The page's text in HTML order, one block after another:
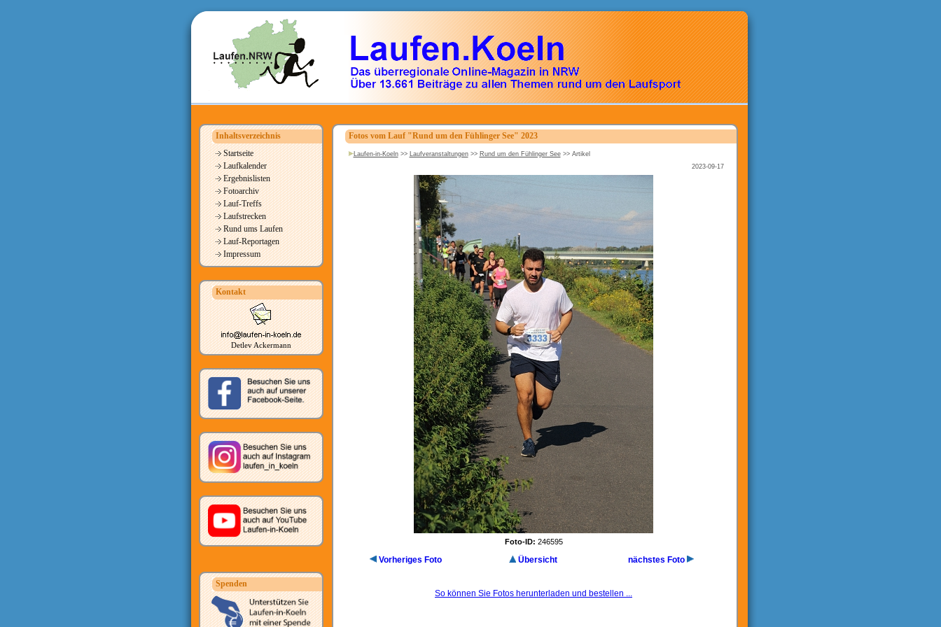
Inhaltsverzeichnis
Startseite
Laufkalender
Ergebnislisten
Fotoarchiv
Lauf-Treffs
Laufstrecken
Rund ums Laufen
Lauf-Reportagen
Impressum
Kontakt
Detlev Ackermann
Spenden
Fotos vom Lauf "Rund um den Fühlinger See" 2023
Laufen-in-Koeln>> Laufveranstaltungen>> Rund um den Fühlinger See>> Artikel
2023-09-17
Foto-ID: 246595
Vorheriges Foto Übersicht nächstes Foto
So können Sie Fotos herunterladen und bestellen ...